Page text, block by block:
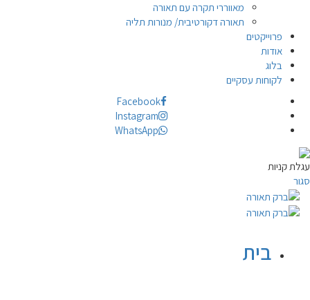
מאווררי תקרה עם תאורה
תאורה דקורטיבית/ מנורות תליה
פרוייקטים
אודות
בלוג
לקוחות עסקיים
Facebook
Instagram
WhatsApp
עגלת קניות
סגור
בית